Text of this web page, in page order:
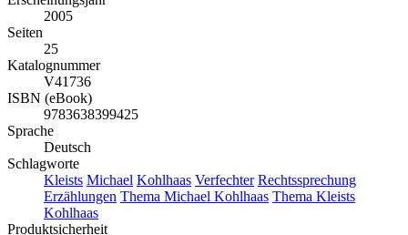
2005
Seiten
25
Katalognummer
V41736
ISBN (eBook)
9783638399425
Sprache
Deutsch
Schlagworte
Kleists Michael Kohlhaas Verfechter Rechtssprechung
Erzählungen Thema Michael Kohlhaas Thema Kleists
Kohlhaas
Produktsicherheit